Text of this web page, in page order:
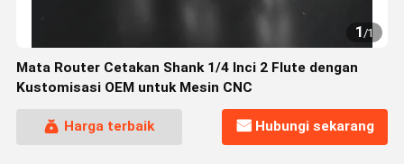
1/1
Mata Router Cetakan Shank 1/4 Inci 2 Flute dengan
Kustomisasi OEM untuk Mesin CNC
Harga terbaik Hubungi sekarang